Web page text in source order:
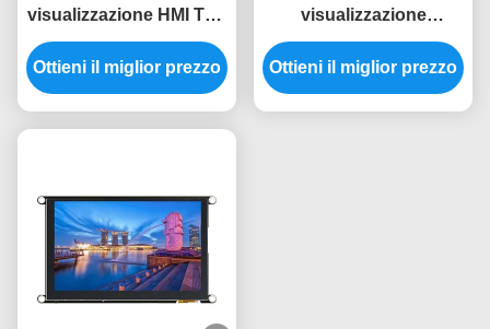
visualizzazione HMI TFT
5V JC3636W518C con
angolo di visione di 60°
e design leggero
Ottieni il miglior prezzo
visualizzazione
dell'interfaccia uomo-
macchina La
combinazione perfetta
Ottieni il miglior prezzo